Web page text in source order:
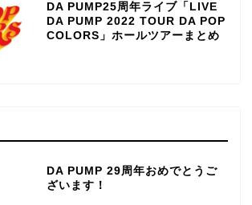
DA PUMP25周年ライブ「LIVE
DA PUMP 2022 TOUR DA POP
COLORS」ホールツアーまとめ
DA PUMP 29周年おめでとうご
ざいます！